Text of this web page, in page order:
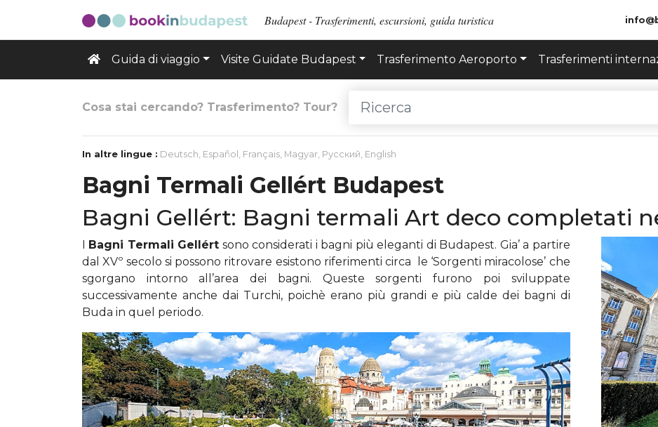
Budapest - Trasferimenti, escursioni, guida turistica
Guida di viaggio Visite Guidate Budapest Trasferimento Aeroporto Trasferimenti
Cosa stai cercando? Trasferimento? Tour?
In altre lingue : Deutsch, Español , Français, Magyar, Русский, English
Bagni Termali Gellért Budapest
Bagni Gellért: Bagni termali Art deco completati
I Bagni Termali Gellért sono considerati i bagni più eleganti di Budapest. Gia’ a partire
dal XVº secolo si possono ritrovare esistono riferimenti circa le ‘Sorgenti miracolose’ che
sgorgano intorno all’area dei bagni. Queste sorgenti furono poi sviluppate
successivamente anche dai Turchi, poichè erano più grandi e più calde dei bagni di
Buda in quel periodo.